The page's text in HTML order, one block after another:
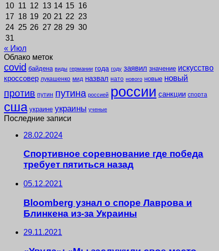
10 11 12 13 14 15 16
17 18 19 20 21 22 23
24 25 26 27 28 29 30
31
« Июл
Облако меток
covid байдена виды германии года году заявил значение искусство
кроссовер лукашенко мид назвал нато нового новые новый
против путин путина россией россии санкции спорта
сша украине украины ученые
Последние записи
28.02.2024
Спортивное соревнование где победа
требует пятиться назад
05.12.2021
Bloomberg узнал о споре Лаврова и
Блинкена из-за Украины
29.11.2021